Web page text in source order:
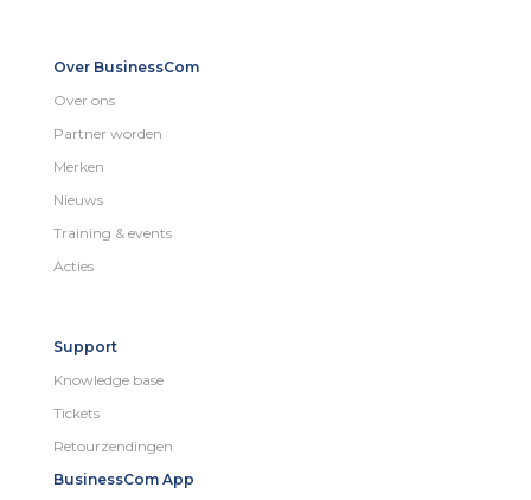
Over BusinessCom
Over ons
Partner worden
Merken
Nieuws
Training & events
Acties
Support
Knowledge base
Tickets
Retourzendingen
BusinessCom App